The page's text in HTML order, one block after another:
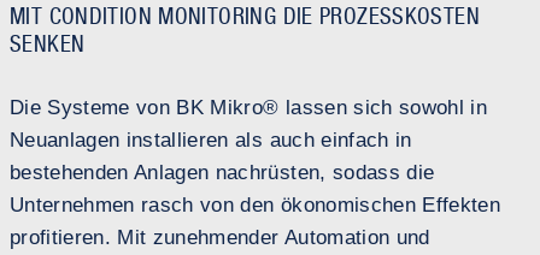
MIT CONDITION MONITORING DIE PROZESSKOSTEN
SENKEN
Die Systeme von BK Mikro® lassen sich sowohl in
Neuanlagen installieren als auch einfach in
bestehenden Anlagen nachrüsten, sodass die
Unternehmen rasch von den ökonomischen Effekten
profitieren. Mit zunehmender Automation und